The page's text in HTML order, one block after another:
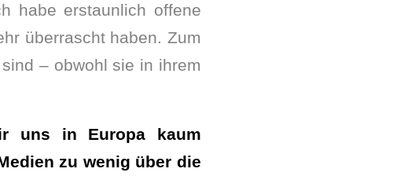
habe erstaunlich offene
überrascht haben. Zum
– obwohl sie in ihrem
uns in Europa kaum
zu wenig über die